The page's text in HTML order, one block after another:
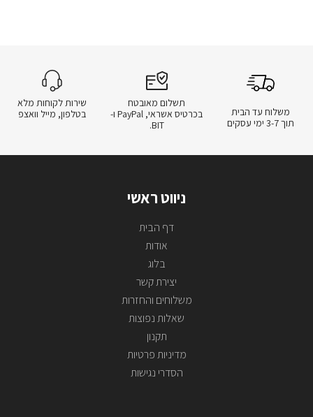
משלוח עד הבית
תוך 3-7 ימי עסקים
תשלום מאובטח
בכרטיס אשראי, PayPal ו-
BIT.
שירות לקוחות מלא
בטלפון, מייל וואצפ
ניווט ראשי
דף הבית
אודות
בלוג
יצירת קשר
משלוחים והחזרות
שאלות נפוצות
תקנון
מדיניות פרטיות
הסדרי נגישות